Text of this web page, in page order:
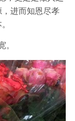
进而知恩尽孝
。